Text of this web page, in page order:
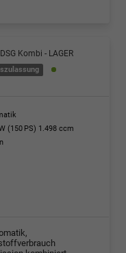
Kombi - LAGER
(150 PS) 1.498 ccm